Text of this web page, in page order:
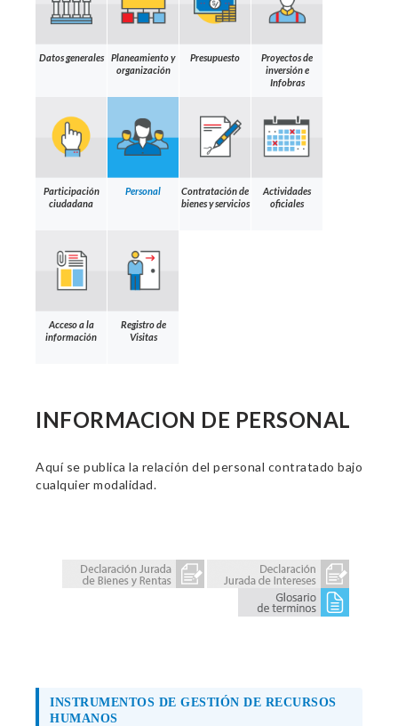
Datos generales
Planeamiento y
organización
Presupuesto
Proyectos de
inversión e
Infobras
Participación
ciudadana
Personal
Contratación de
bienes y servicios
Actividades
oficiales
Acceso a la
información
Registro de
Visitas
INFORMACION DE PERSONAL
Aquí se publica la relación del personal contratado bajo
cualquier modalidad.
INSTRUMENTOS DE GESTIÓN DE RECURSOS
HUMANOS